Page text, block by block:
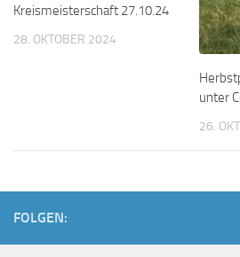
Kreismeisterschaft 27.10.24
28. OKTOBER 2024
unter
26.
FOLGEN: